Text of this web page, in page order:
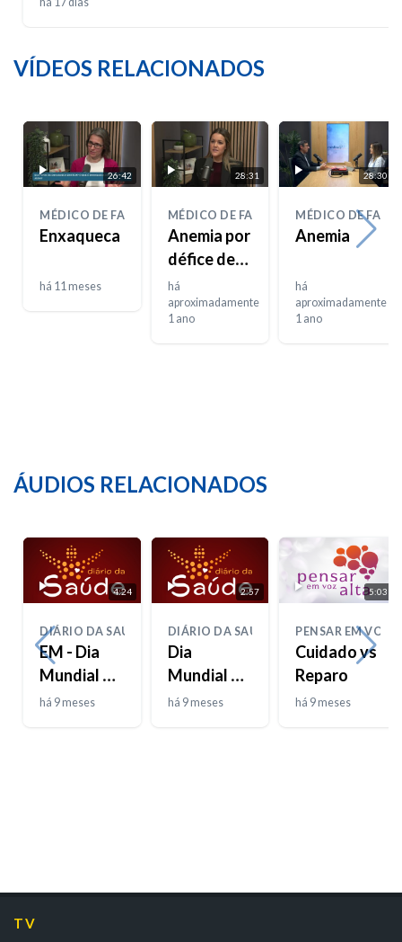
VÍDEOS RELACIONADOS
26:42
MÉDICO DE FAMÍLIA
Enxaqueca
há 11 meses
28:31
MÉDICO DE FAMÍLIA
Anemia por
défice de
ferro
há
aproximadamente
1 ano
28:30
MÉDICO DE
Anemia
há
aproximadamente
1 ano
ÁUDIOS RELACIONADOS
4:24
DIÁRIO DA SAÚDE
EM - Dia
Mundial da
DPOC
há 9 meses
2:57
DIÁRIO DA SAÚDE
Dia
Mundial da
Bondade
há 9 meses
5:03
PENSAR EM VOZ
Cuidado vs
Reparo
há 9 meses
TV